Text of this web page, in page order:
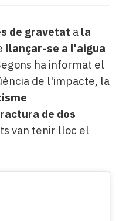
de gravetat a la
llançar-se a l'aigua
ha informat el
de l'impacte, la
de dos
van tenir lloc el